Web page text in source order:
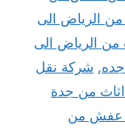
الرياض الى
من الرياض الى
, شركة نقل
من جدة
عفش من